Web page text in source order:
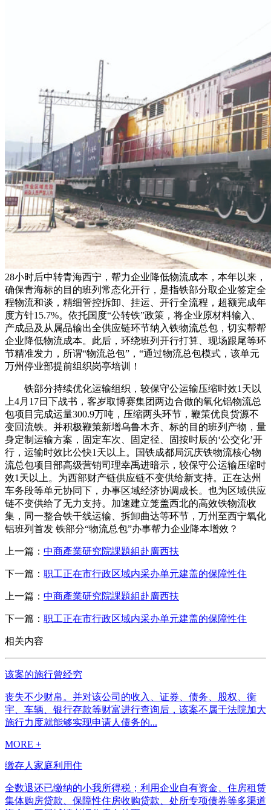
28小时后中转青海西宁，帮力企业降低物流成本，本年以来，
确保青海标的目的班列常态化开行，是指铁部分取企业签定全
程物流和谈，精细管控拆卸、挂运、开行全流程，超额完成年
度方针15.7%。依托国度“公转铁”政策，将企业原材料输入、
产成品及从属品输出全供应链环节纳入铁物流总包，切实帮帮
企业降低物流成本。此后，环绕班列开行打算、现场跟尾等环
节精准发力，所谓“物流总包”，“通过物流总包模式，该单元
万州停业部提前组织岗亭培训！
铁部分持续优化运输组织，较保守公运输压缩时效1天以
上4月17日下战书，客岁取博赛集团两边合做的氧化铝物流总
包项目完成运量300.9万吨，压缩两头环节，鞭策优良货源不
变回流铁。并积极鞭策新增乌鲁木齐、标的目的班列产物，量
身定制运输方案，固定车次、固定径、固按时辰的‘公交化’开
行，运输时效比公快1天以上。国铁成都局沉庆铁物流核心物
流总包项目部高级营销司理幸禹进暗示，较保守公运输压缩时
效1天以上。为西部财产链供应链不变供给新支持。正在达州
车务段等单元协同下，办事区域经济协调成长。也为区域供应
链不变供给了无力支持。加速建立笼盖西北的高效铁物流收
集，同一整合铁干线运输、拆卸曲达等环节，万州至西宁氧化
铝班列首发 铁部分“物流总包”办事帮力企业降本增效？
上一篇： 中商產業研究院課題組赴廣西扶
下一篇： 职工正在市行政区域内采办单元建盖的保障性住
上一篇： 中商產業研究院課題組赴廣西扶
下一篇： 职工正在市行政区域内采办单元建盖的保障性住
相关内容
该案的施行曾经穷
丧失不少财帛。并对该公司的收入、证券、债务、股权、衡
宇、车辆、银行存款等财富进行查询后，该案不属于法院加大
施行力度就能够实现申请人债务的...
MORE +
缴存人家庭利用住
全数退还已缴纳的小我所得税；利用企业自有资金、住房租赁
集体购房贷款、保障性住房收购贷款、处所专项债券等多渠道